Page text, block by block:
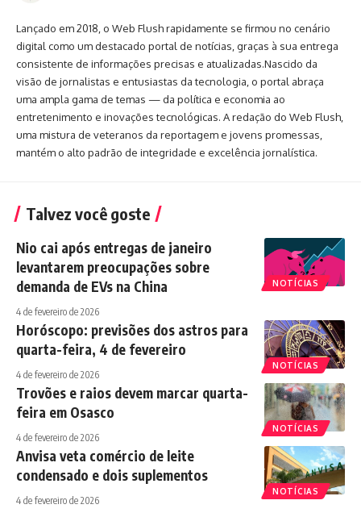
Lançado em 2018, o Web Flush rapidamente se firmou no cenário
digital como um destacado portal de notícias, graças à sua entrega
consistente de informações precisas e atualizadas.Nascido da
visão de jornalistas e entusiastas da tecnologia, o portal abraça
uma ampla gama de temas — da política e economia ao
entretenimento e inovações tecnológicas. A redação do Web Flush,
uma mistura de veteranos da reportagem e jovens promessas,
mantém o alto padrão de integridade e excelência jornalística.
Talvez você goste
NOTÍCIAS
Nio cai após entregas de janeiro
levantarem preocupações sobre
demanda de EVs na China
4 de fevereiro de 2026
NOTÍCIAS
Horóscopo: previsões dos astros para
quarta-feira, 4 de fevereiro
4 de fevereiro de 2026
NOTÍCIAS
Trovões e raios devem marcar quarta-
feira em Osasco
4 de fevereiro de 2026
NOTÍCIAS
Anvisa veta comércio de leite
condensado e dois suplementos
4 de fevereiro de 2026